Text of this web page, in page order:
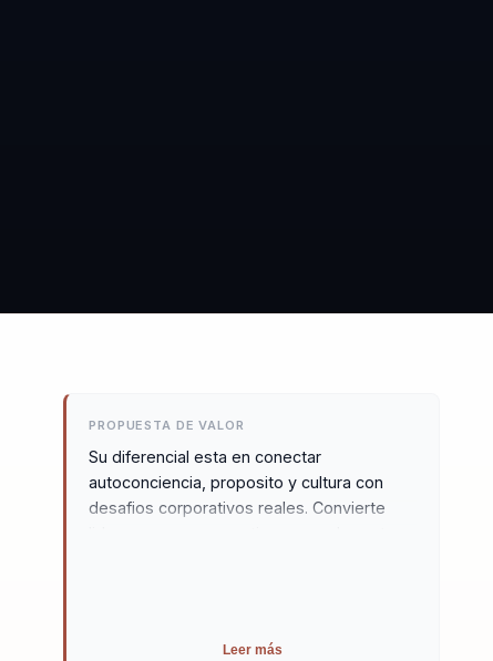
PROPUESTA DE VALOR
Su diferencial esta en conectar
autoconciencia, proposito y cultura con
desafios corporativos reales. Convierte
Leer más